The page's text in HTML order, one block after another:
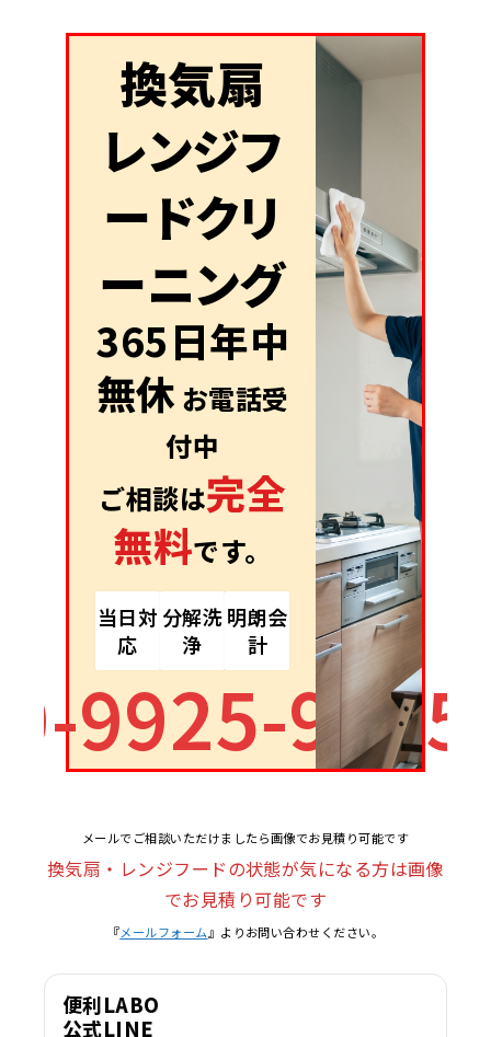
換気扇
レンジフ
ードクリ
ーニング
365日年中
無休 お電話受
付中
ご相談は完全
無料です。
当日対
応
分解洗
浄
明朗会
計
9925-9995
メールでご相談いただけましたら画像でお見積り可能です
換気扇・レンジフードの状態が気になる方は画像
でお見積り可能です
『メールフォーム』よりお問い合わせください。
便利LABO
公式LINE